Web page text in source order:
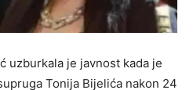
uzburkala je javnost kada je
Tonija Bijelića nakon 24